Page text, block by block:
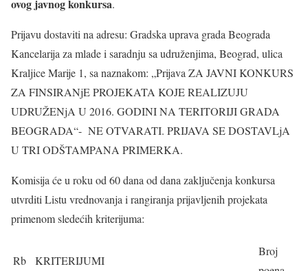
ovog javnog konkursa.
Prijavu dostaviti na adresu: Gradska uprava grada Beograda
Kancelarija za mlade i saradnju sa udruženjima, Beograd, ulica
Kraljice Marije 1, sa naznakom: „Prijava ZA JAVNI KONKURS
ZA FINSIRANjE PROJEKATA KOJE REALIZUJU
UDRUŽENjA U 2016. GODINI NA TERITORIJI GRADA
BEOGRADA“- NE OTVARATI. PRIJAVA SE DOSTAVLjA
U TRI ODŠTAMPANA PRIMERKA.
Komisija će u roku od 60 dana od dana zaključenja konkursa
utvrditi Listu vrednovanja i rangiranja prijavljenih projekata
primenom sledećih kriterijuma:
Rb KRITERIJUMI
Broj